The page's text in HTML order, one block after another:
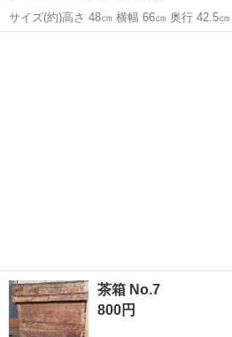
サイズ(約)高さ 48㎝ 横幅 66㎝ 奥行 42.5㎝ こちらは中古引き取り品で
す。 小傷や汚れ等、全体的に使用感、経年による劣化あります。 写真
茶箱 No.7
800円